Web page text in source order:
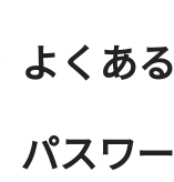
よくあ
パスワ